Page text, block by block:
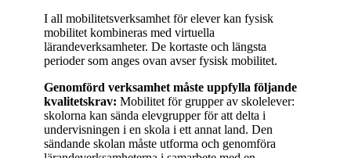
I all mobilitetsverksamhet för elever kan fysisk
mobilitet kombineras med virtuella
lärandeverksamheter. De kortaste och längsta
perioder som anges ovan avser fysisk mobilitet.
Genomförd verksamhet måste uppfylla följande
kvalitetskrav: Mobilitet för grupper av skolelever:
skolorna kan sända elevgrupper för att delta i
undervisningen i en skola i ett annat land. Den
sändande skolan måste utforma och genomföra